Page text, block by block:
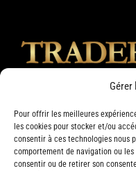
Gérer
Pour offrir les meilleures
les cookies pour stocker et/ou
consentir à ces technologies nous
comportement de navigation ou
consentir ou de retirer son